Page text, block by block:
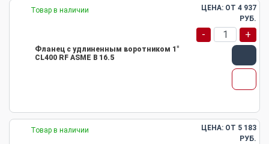
Товар в наличии
Фланец с удлиненным воротником 1"
CL400 RF ASME B 16.5
ЦЕНА: ОТ 4 937
РУБ.
- +
Товар в наличии ЦЕНА: ОТ 5 183
РУБ.